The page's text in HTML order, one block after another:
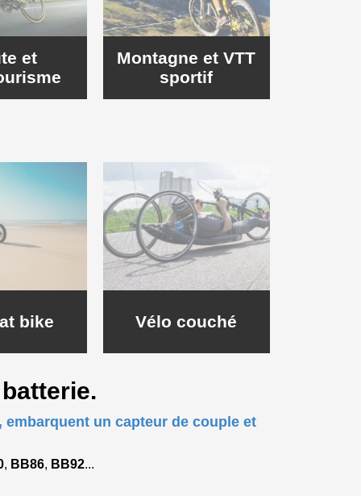
et
Montagne et VTT
sportif
bike Vélo couché
un capteur de couple et
, BB86, BB92...